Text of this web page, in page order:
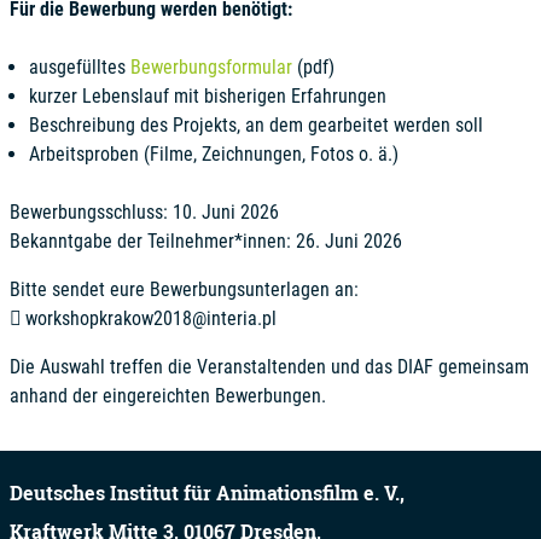
Für die Bewerbung werden benötigt:
ausgefülltes Bewerbungsformular (pdf)
kurzer Lebenslauf mit bisherigen Erfahrungen
Beschreibung des Projekts, an dem gearbeitet werden soll
Arbeitsproben (Filme, Zeichnungen, Fotos o. ä.)
Bewerbungsschluss: 10. Juni 2026
Bekanntgabe der Teilnehmer*innen: 26. Juni 2026
Bitte sendet eure Bewerbungsunterlagen an:
workshopkrakow2018@interia.pl
Die Auswahl treffen die Veranstaltenden und das DIAF gemeinsam
anhand der eingereichten Bewerbungen.
Deutsches Institut für Animationsfilm e. V.,
Kraftwerk Mitte 3,01067Dresden,